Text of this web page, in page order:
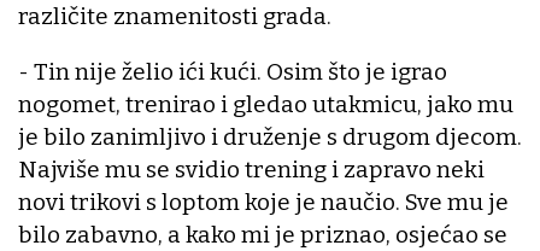
različite znamenitosti grada.
- Tin nije želio ići kući. Osim što je igrao
nogomet, trenirao i gledao utakmicu, jako mu
je bilo zanimljivo i druženje s drugom djecom.
Najviše mu se svidio trening i zapravo neki
novi trikovi s loptom koje je naučio. Sve mu je
bilo zabavno, a kako mi je priznao, osjećao se